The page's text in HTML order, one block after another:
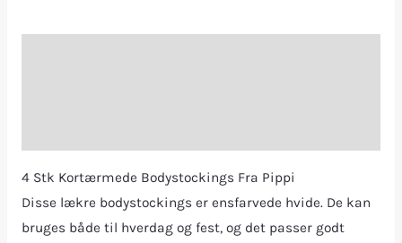
4 Stk Kortærmede Bodystockings Fra Pippi
Disse lækre bodystockings er ensfarvede hvide. De kan
bruges både til hverdag og fest, og det passer godt